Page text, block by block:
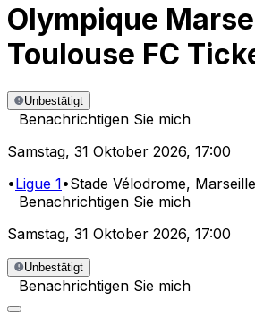
Olympique
Toulouse FC
Unbestätigt
Benachrichtigen Sie mich
Samstag, 31 Oktober 2026, 17:00
•Ligue 1•Stade Vélodrome, Marseille
Benachrichtigen Sie mich
Samstag, 31 Oktober 2026, 17:00
Unbestätigt
Benachrichtigen Sie mich